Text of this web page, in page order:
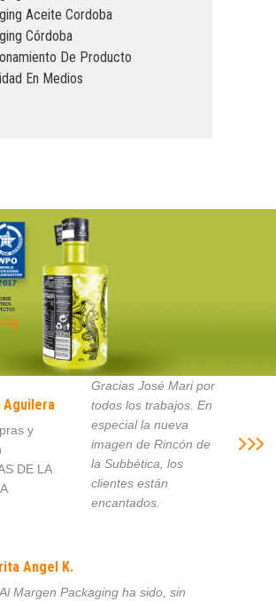
Aceite Cordoba
Córdoba
De Producto
En Medios
Aguilera
y
DE LA
Gracias José Mari por
todos los trabajos. En
especial la nueva
imagen de Rincón de
la Subbética, los
clientes están
encantados.
Angel K.
Margen Packaging ha sido, sin